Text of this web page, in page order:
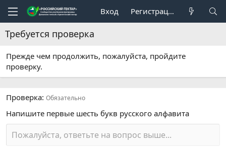
Вход Регистрация
Требуется проверка
Прежде чем продолжить, пожалуйста, пройдите
проверку.
Проверка Обязательно
Напишите первые шесть букв русского алфавита